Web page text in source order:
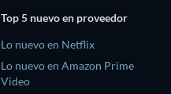
Top 5 nuevo en proveedor
Lo nuevo en Netflix
Lo nuevo en Amazon Prime
Video